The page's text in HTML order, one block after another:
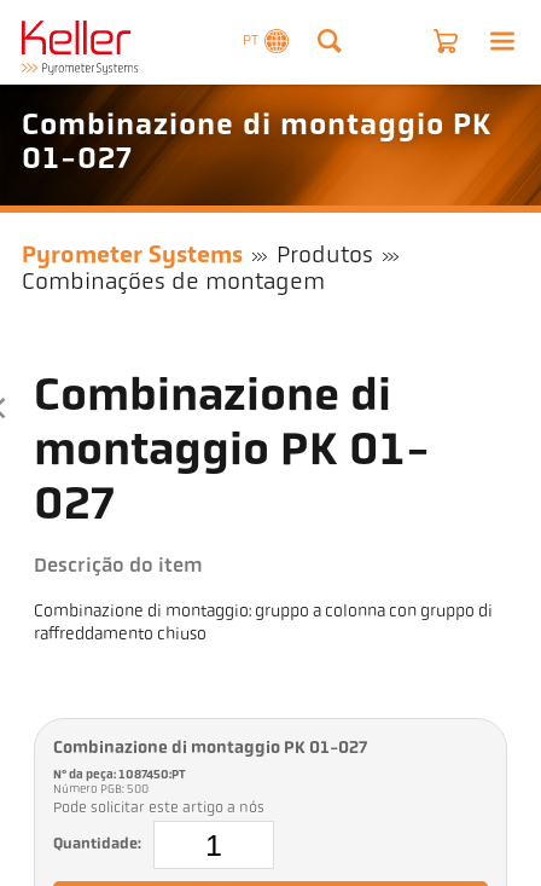
PT
Combinazione di montaggio PK
01-027
Pyrometer Systems
Produtos
Combinações de montagem
Combinazione di
montaggio PK 01-
027
Descrição do item
Combinazione di montaggio: gruppo a colonna con gruppo di
raffreddamento chiuso
Combinazione di montaggio PK 01-027
Nº da peça: 1087450:PT
Número PGB: 500
Pode solicitar este artigo a nós
Quantidade: